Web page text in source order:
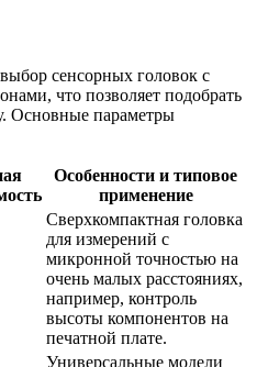
сенсорных головок с
что позволяет подобрать
Основные параметры
Особенности и типовое
применение
Сверхкомпактная головка
для измерений с
микронной точностью на
очень малых расстояниях,
например, контроль
высоты компонентов на
печатной плате.
Универсальные модели